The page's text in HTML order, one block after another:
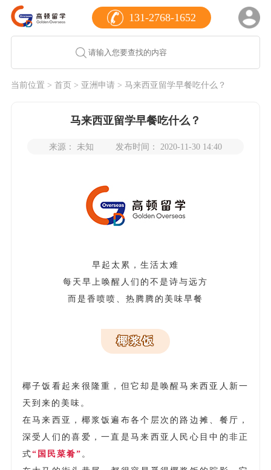
131-2768-1652
当前位置 > 首页 > 亚洲申请> 马来西亚留学早餐吃什么？
马来西亚留学早餐吃什么？
来源： 未知 发布时间： 2020-11-30 14:40
早起太累，生活太难
每天早上唤醒人们的不是诗与远方
而是香喷喷、热腾腾的美味早餐
椰浆饭
椰子饭看起来很隆重，但它却是唤醒马来西亚人新一
天到来的美味。
在马来西亚，椰浆饭遍布各个层次的路边摊、餐厅，
深受人们的喜爱，一直是马来西亚人民心目中的非正
式“国民菜肴” 。